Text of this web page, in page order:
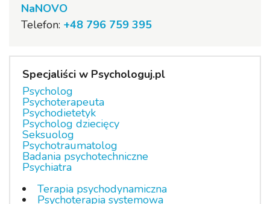
NaNOVO
Telefon: +48 796 759 395
Specjaliści w Psychologuj.pl
Psycholog
Psychoterapeuta
Psychodietetyk
Psycholog dziecięcy
Seksuolog
Psychotraumatolog
Badania psychotechniczne
Psychiatra
Terapia psychodynamiczna
Psychoterapia systemowa